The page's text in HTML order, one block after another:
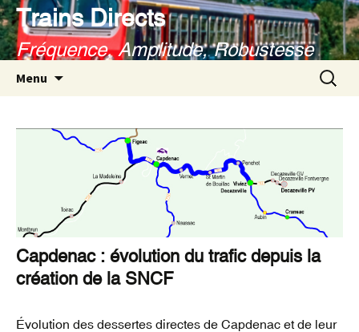
Aller
au
contenu
Trains Directs
Fréquence, Amplitude, Robustesse
Menu
Capdenac : évolution du trafic depuis la
création de la SNCF
Évolution des dessertes directes de Capdenac et de leur